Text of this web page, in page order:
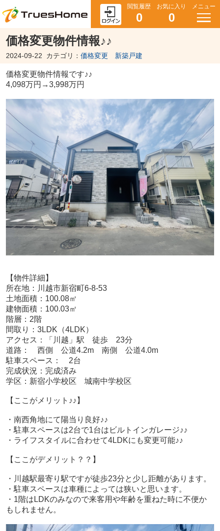
閲覧履歴
0
お気に入り
0
メニュー
価格変更物件情報♪♪
2024-09-22 カテゴリ： 価格変更 新築戸建
価格変更物件情報です♪♪
4,098万円→3,998万円
【物件詳細】
所在地：川越市新宿町6-8-53
土地面積：100.08㎡
建物面積：100.03㎡
階層：2階
間取り：3LDK（4LDK）
アクセス：「川越」駅 徒歩 23分
道路： 西側 公道4.2m 南側 公道4.0m
駐車スペース： 2台
完成状況：完成済み
学区：新宿小学校区 城南中学校区
【ここがメリット♪♪】
・南西角地にて陽当り良好♪♪
・駐車スペースは2台で1台はビルトインガレージ♪♪
・ライフスタイルに合わせて4LDKにも変更可能♪♪
【ここがデメリット？？】
・川越駅最寄り駅ですが徒歩23分と少し距離があります。
・駐車スペースは車種によっては狭いと思います。
・1階はLDKのみなので来客用や年齢を重ねた時に不便か
もしれません。